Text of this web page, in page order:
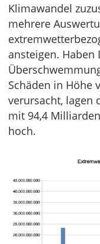
Klimawandel
mehrere
ansteigen.
Schäden in Höhe
verursacht, lagen
mit 94,4
hoch.